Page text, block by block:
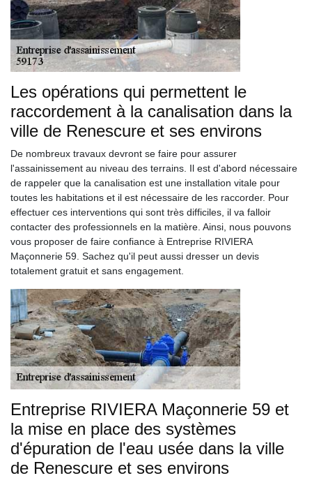
Les opérations qui permettent le
raccordement à la canalisation dans la
ville de Renescure et ses environs
De nombreux travaux devront se faire pour assurer
l'assainissement au niveau des terrains. Il est d'abord nécessaire
de rappeler que la canalisation est une installation vitale pour
toutes les habitations et il est nécessaire de les raccorder. Pour
effectuer ces interventions qui sont très difficiles, il va falloir
contacter des professionnels en la matière. Ainsi, nous pouvons
vous proposer de faire confiance à Entreprise RIVIERA
Maçonnerie 59. Sachez qu'il peut aussi dresser un devis
totalement gratuit et sans engagement.
Entreprise RIVIERA Maçonnerie 59 et
la mise en place des systèmes
d'épuration de l'eau usée dans la ville
de Renescure et ses environs